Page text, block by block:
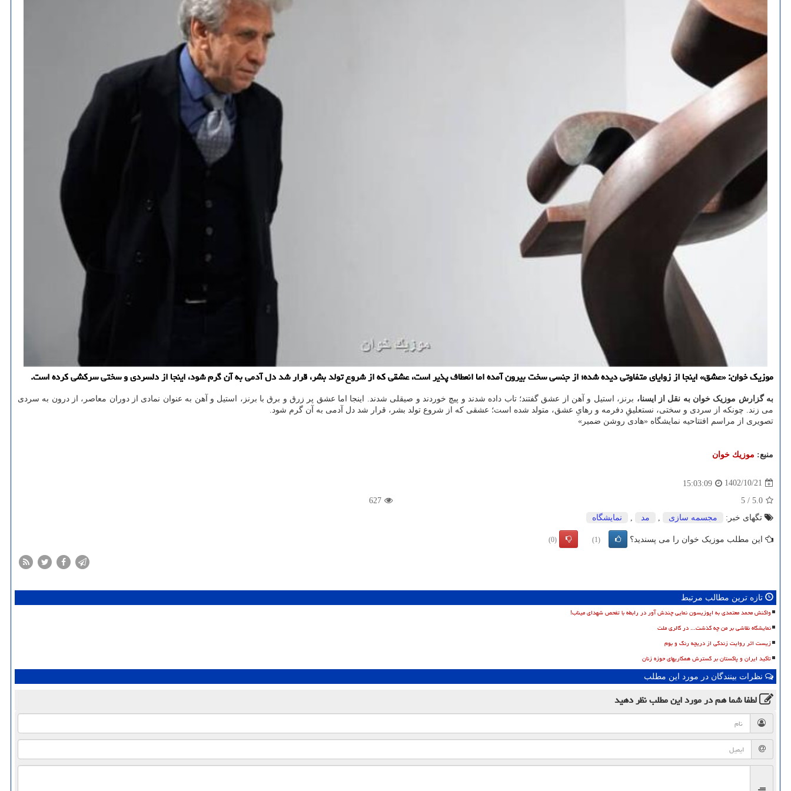
موزیک خوان: «عشق» اینجا از زوایای متفاوتی دیده شده؛ از جنسی سخت بیرون آمده اما انعطاف پذیر است، عشقی که از شروع تولد بشر، قرار شد دل آدمی به آن گرم شود، اینجا از دلسردی و سختی سرکشی کرده است.
به گزارش موزیک خوان به نقل از ایسنا، برنز، استیل و آهن از عشق گفتند؛ تاب داده شدند و پیچ خوردند و صیقلی شدند. اینجا اما عشق پر زرق و برق با برنز، استیل و آهن به عنوان نمادی از دوران معاصر، از درون به سردی
می زند. چونکه از سردی و سختی، نستعلیقِ دفرمه و رهایِ عشق، متولد شده است؛ عشقی که از شروع تولد بشر، قرار شد دل آدمی به آن گرم شود.
تصویری از مراسم افتتاحیه نمایشگاه «هادی روشن ضمیر»
منبع: موزیك خوان
1402/10/21
15:03:09
5.0
/
5
627
تگهای خبر:
مجسمه سازی , مد , نمایشگاه
این مطلب موزیک خوان را می پسندید؟ (1)
(0)
تازه ترین مطالب مرتبط
واکنش محمد معتمدی به اپوزیسون نمایی چندش آور در رابطه با تفحص شهدای میناب!
نمایشگاه نقاشی بر من چه گذشت... در گالری ملت
زیست اثر روایت زندگی از دریچه رنگ و بوم
تأکید ایران و پاکستان بر گسترش همکاریهای حوزه زنان
نظرات بینندگان در مورد این مطلب
لطفا شما همدر مورد این مطلبنظر دهید